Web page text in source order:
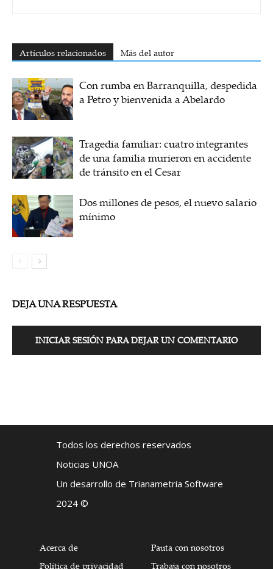
Artículos relacionados Más del autor
Con rumba en Barranquilla, despedida
a Petro y bienvenida a Abelardo
Tragedia familiar: cuatro integrantes
de una familia murieron en accidente
de tránsito en el Cesar
Dos millones de pesos, el nuevo salario
mínimo
DEJA UNA RESPUESTA
INICIAR SESIÓN PARA DEJAR UN COMENTARIO
Todos los derechos reservados
Noticias UNOA
Un desarrollo de Trianametria Software
2024 ©
Acerca de
Política de privacidad
Pauta con nosotros
Trabaja con nosotros